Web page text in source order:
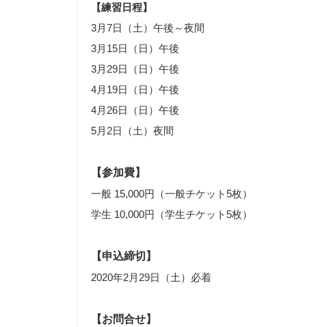
【練習日程】
3月7日（土）午後～夜間
3月15日（日）午後
3月29日（日）午後
4月19日（日）午後
4月26日（日）午後
5月2日（土）夜間
【参加費】
一般 15,000円（一般チケット5枚）
学生 10,000円（学生チケット5枚）
【申込締切】
2020年2月29日（土）必着
【お問合せ】